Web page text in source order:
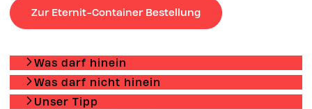
Zur Eternit-Container Bestellung
Was darf hinein
Was darf nicht hinein
Unser Tipp